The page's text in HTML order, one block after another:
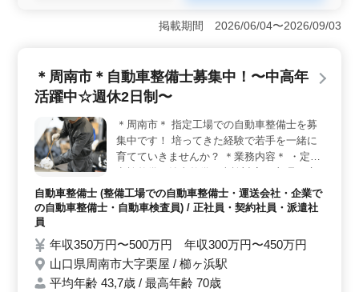
＜シニア層の整備士募集＞ 東京都江戸川区西小岩にあ
るタクシー会社では、シニア層の整備士を積極的に募集
しています。経験豊富な方々が、タクシーの整備業務に
解整備などの整備業務を行います。具体的には、各種メ
ーターの配置や部品の取り付けや交換、補修などを担当
両立がしやすくなっています。さらに、交通費も支給さ
れるので、通勤も安心です。 ＜待遇と勤務条件＞
募集は正社員、契約社員、派遣社員のいずれかで、年収
は400万円から500万円です。通勤手当が支給され、賞与
も年2回支給されます。週5〜6日のシフト制での勤務で、
休日もしっかり確保されています。勤務時間は早朝から
夕方までで、残業は月10時間程度と少なめです。経験豊
掲載期間 2026/06/04〜2026/09/03
＊周南市＊自動車整備士募集中！〜中高年
活躍中☆週休2日制〜
＊周南市＊ 指定工場での自動車整備士を募
集中です！ 培ってきた経験で若手を一緒に
育てていきませんか？ ＊業務内容＊ ・定期
換・取り付け・補修 ・トラブルシューティ
ング時の整備業務全般 ・お客さんの見積も
ビ・ETCの設置 ＊ポイント＊ ・週休2日制
・中高年活躍中 ・交通費支給 ・社会保険完
備 ・マイカー通勤可 ＼まずはお気軽にお問
い合わせください／
自動車整備士 (整備工場での自動車整備士・運送会社・企業で
の自動車整備士・自動車検査員) / 正社員・契約社員・派遣社
員
年収350万円〜500万円 年収300万円〜450万円
山口県周南市大字栗屋 / 櫛ヶ浜駅
平均年齢 43,7歳 / 最高年齢 70歳